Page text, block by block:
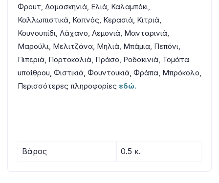
Φρουτ, Δαμασκηνιά, Ελιά, Καλαμπόκι,
Καλλωπιστικά, Καπνός, Κερασιά, Κιτριά,
Κουνουπίδι, Λάχανο, Λεμονιά, Μανταρινιά,
Μαρούλι, Μελιτζάνα, Μηλιά, Μπάμια, Πεπόνι,
Πιπεριά, Πορτοκαλιά, Πράσο, Ροδακινιά, Τομάτα
υπαίθρου, Φιστικιά, Φουντουκιά, Φράπα, Μπρόκολο,
Περισσότερες πληροφορίες εδώ.
Βάρος 0.5 κ.